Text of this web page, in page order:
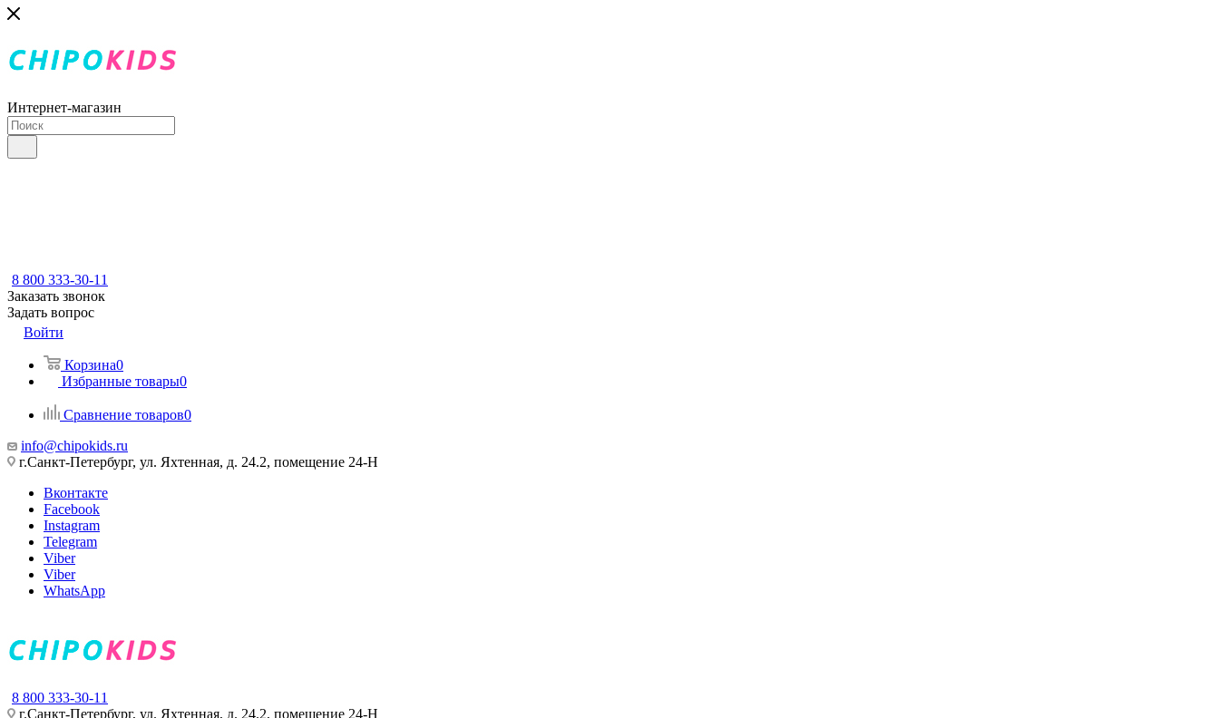
Интернет-магазин
8 800 333-30-11
Заказать звонок
Задать вопрос
Войти
Корзина0
Избранные товары0
Сравнение товаров0
info@chipokids.ru
г.Санкт-Петербург, ул. Яхтенная, д. 24.2, помещение 24-Н
Вконтакте
Facebook
Instagram
Telegram
Viber
Viber
WhatsApp
8 800 333-30-11
г.Санкт-Петербург, ул. Яхтенная, д. 24.2, помещение 24-Н